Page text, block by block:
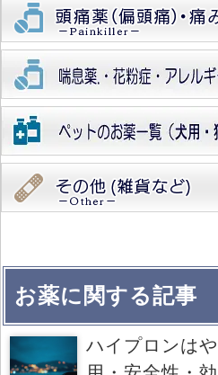
お薬に関する記事
ハイプロンは